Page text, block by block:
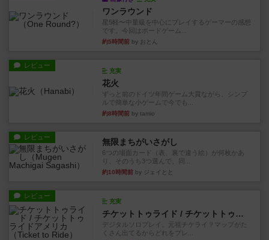
ワンラウンド
星5軽〜中量級を中心にプレイするゲーマーの感想
です。今回はボードゲーム...
約5時間前 by おとん
レビュー
充実
花火
ずっと前のドイツ年間ゲーム大賞ながら、シンプ
ルで簡単な小ゲームで今でも...
約8時間前 by tamio
レビュー 無限まちがいさがし
6つの場面カード（表、裏で違う絵）が何枚かあ
り、そのうち3つ選んで、同...
約10時間前 by ジェイとと
レビュー
充実
チケットトゥライド / チケットトゥライドアメリカ
デジタルソロプレイ。元祖チケライ？マップがた
くさん出てるからどれをプレ...